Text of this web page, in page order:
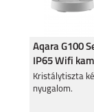
SAMSUNG GALAXY
FLIP8
Aqara G100
IP65 Wifi
fehér
Kristálytiszta
nyugalom.